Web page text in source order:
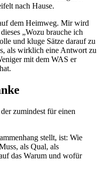
nach Hause.
dem Heimweg. Mir wird
„Wozu brauche ich
und kluge Sätze darauf zu
als wirklich eine Antwort zu
mit dem WAS er
zumindest für einen
stellt, ist: Wie
als Qual, als
das Warum und wofür